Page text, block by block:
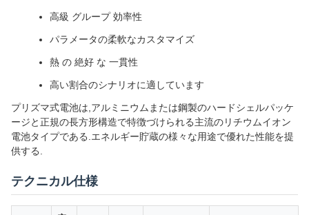
高級 グループ 効率性
パラメータの柔軟なカスタマイズ
熱 の 絶好 な 一貫性
高い割合のシナリオに適しています
プリズマ式電池は,アルミニウムまたは鋼製のハードシェルパッケ
ージと正規の長方形構造で特徴づけられる主流のリチウムイオン
電池タイプである.エネルギー貯蔵の様々な用途で優れた性能を提
供する.
テクニカル仕様